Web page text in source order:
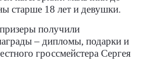
старше 18 лет и девушки.
получили
– дипломы, подарки и
гроссмейстера Сергея